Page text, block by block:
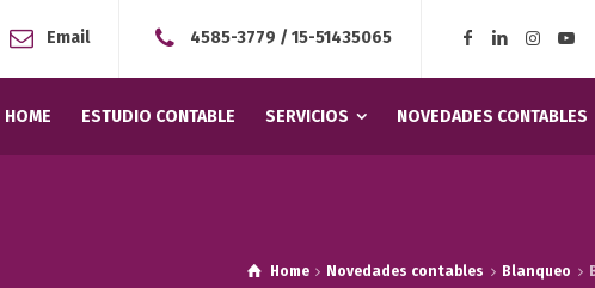
Email 4585-3779 /15-51435065
HOME ESTUDIO CONTABLE SERVICIOS NOVEDADES CONTABLES
Home Novedades contables Blanqueo